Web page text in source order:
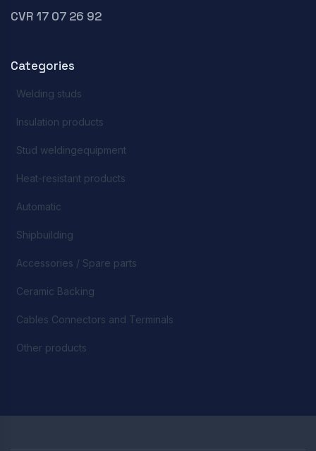
CVR 17 07 26 92
Categories
Welding studs
Insulation products
Stud weldingequipment
Heat-resistant products
Automatic
Shipbuilding
Accessories / Spare parts
Ceramic Backing
Cables Connectors and Terminals
Other products